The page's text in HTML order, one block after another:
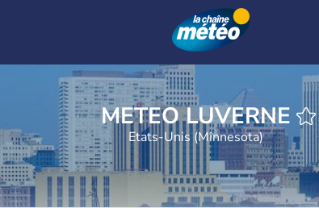
METEO LUVERNE
Etats-Unis (Minnesota)